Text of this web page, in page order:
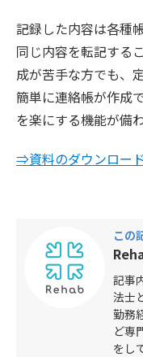
記録した内容は各種
同じ内容を転記する
成が苦手な方でも、
簡単に連絡帳が作成
を楽にする機能が備
⇒資料のダウンロー
この
記事
法士
勤務
ど専
をし